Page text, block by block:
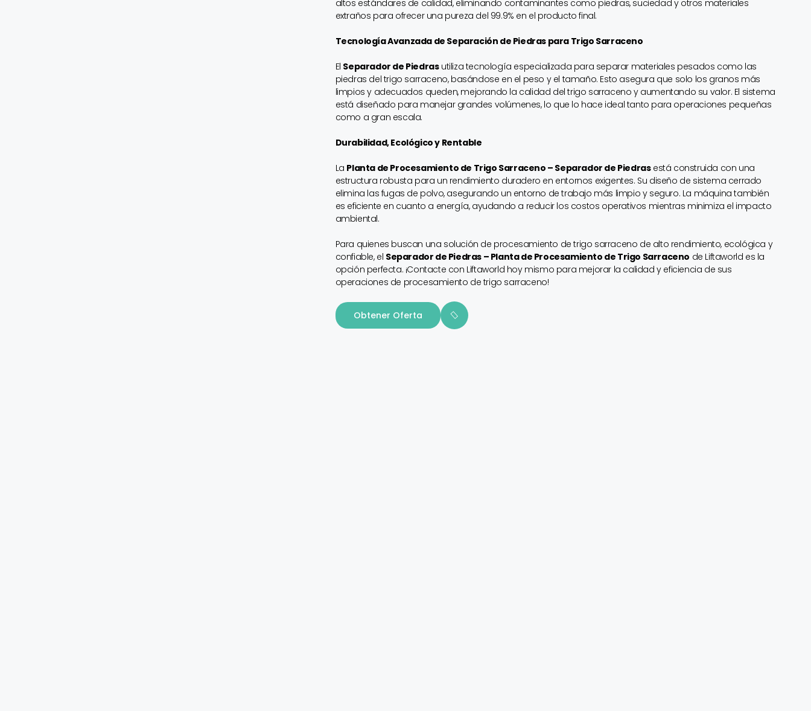
altos estándares de calidad, eliminando contaminantes como piedras, suciedad y otros materiales
extraños para ofrecer una pureza del 99.9% en el producto final.
Tecnología Avanzada de Separación de Piedras para Trigo Sarraceno
El Separador de Piedrasutiliza tecnología especializada para separar materiales pesados como las
piedras del trigo sarraceno, basándose en el peso y el tamaño. Esto asegura que solo los granos más
limpios y adecuados queden, mejorando la calidad del trigo sarraceno y aumentando su valor. El sistema
está diseñado para manejar grandes volúmenes, lo que lo hace ideal tanto para operaciones pequeñas
como a gran escala.
Durabilidad, Ecológico y Rentable
La Planta de Procesamiento de Trigo Sarraceno – Separador de Piedrasestá construida con una
estructura robusta para un rendimiento duradero en entornos exigentes. Su diseño de sistema cerrado
elimina las fugas de polvo, asegurando un entorno de trabajo más limpio y seguro. La máquina también
es eficiente en cuanto a energía, ayudando a reducir los costos operativos mientras minimiza el impacto
ambiental.
Para quienes buscan una solución de procesamiento de trigo sarraceno de alto rendimiento, ecológica y
confiable, el Separador de Piedras – Planta de Procesamiento de Trigo Sarraceno de Liftaworld es la
opción perfecta. ¡Contacte con Liftaworld hoy mismo para mejorar la calidad y eficiencia de sus
operaciones de procesamiento de trigo sarraceno!
Obtener Oferta